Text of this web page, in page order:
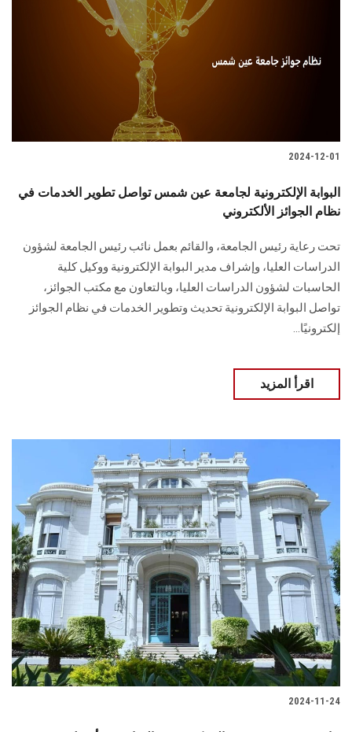
2024-12-01
البوابة الإلكترونية لجامعة عين شمس تواصل تطوير الخدمات في
نظام الجوائز الألكتروني
تحت رعاية رئيس الجامعة، والقائم ‏‏‏بعمل نائب رئيس الجامعة لشؤون
الدراسات العليا، وإشراف مدير ‏‏‏البوابة الإلكترونية ووكيل كلية
الحاسبات لشؤون الدراسات العليا، ‏وبالتعاون مع مكتب الجوائز،
تواصل ‏‏البوابة الإلكترونية ‏تحديث وتطوير الخدمات في نظام الجوائز
إلكترونيًا...‏
اقرأ المزيد
2024-11-24